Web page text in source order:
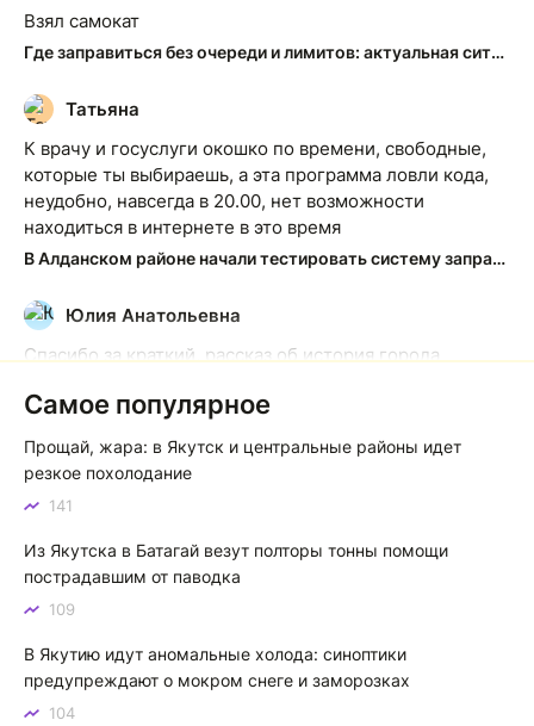
Взял самокат
Где заправиться без очереди и лимитов: актуальная ситуация на АЗС Якутска
Т
Татьяна
К врачу и госуслуги окошко по времени, свободные,
которые ты выбираешь, а эта программа ловли кода,
неудобно, навсегда в 20.00, нет возможности
находиться в интернете в это время
В Алданском районе начали тестировать систему заправки по QR-кодам
Ю
Юлия Анатольевна
Спасибо за краткий, рассказ об история города
Якутск сквозь века: от острога до столицы республики
К
Котя злой
Зной в Сибири, тем более в Якутске. Никакой это не
тем более говорить не приходиться. Не зря даже в
песнях поют…
Самое популярное
Прощай, жара: в Якутск и центральные районы идет
резкое похолодание
141
Из Якутска в Батагай везут полторы тонны помощи
пострадавшим от паводка
109
В Якутию идут аномальные холода: синоптики
предупреждают о мокром снеге и заморозках
104